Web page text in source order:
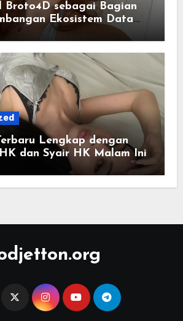
Broto4D sebagai Bagian
Ekosistem Data
Ini
Lengkap dengan
dan Syair HK Malam Ini